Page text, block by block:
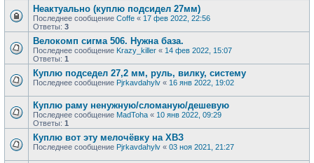
Неактуально (куплю подсидел 27мм)
Последнее сообщение Coffe « 17 фев 2022, 22:56
Ответы: 3
Велокомп сигма 506. Нужна база.
Последнее сообщение Krazy_killer « 14 фев 2022, 15:07
Ответы: 1
Куплю подседел 27,2 мм, руль, вилку, систему
Последнее сообщение Pjrkavdahylv « 16 янв 2022, 19:02
Куплю раму ненужную/сломаную/дешевую
Последнее сообщение MadToha « 10 янв 2022, 09:29
Ответы: 1
Куплю вот эту мелочёвку на ХВЗ
Последнее сообщение Pjrkavdahylv « 03 ноя 2021, 21:27